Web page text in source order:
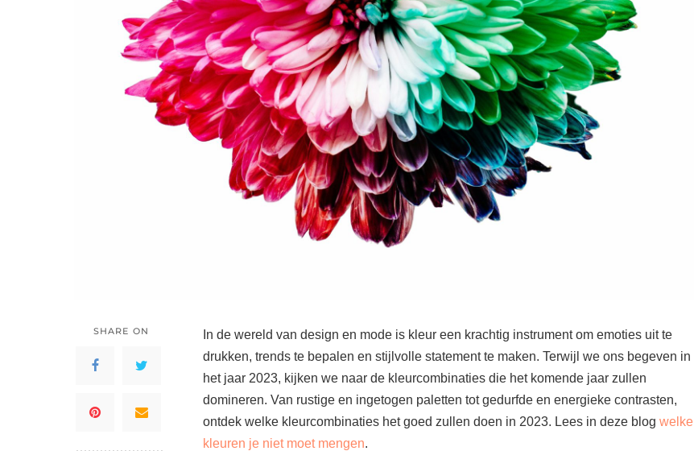
SHARE ON
In de wereld van design en mode is kleur een krachtig instrument om emoties uit te
drukken, trends te bepalen en stijlvolle statement te maken. Terwijl we ons begeven in
het jaar 2023, kijken we naar de kleurcombinaties die het komende jaar zullen
domineren. Van rustige en ingetogen paletten tot gedurfde en energieke contrasten,
ontdek welke kleurcombinaties het goed zullen doen in 2023. Lees in deze blog welke
kleuren je niet moet mengen.